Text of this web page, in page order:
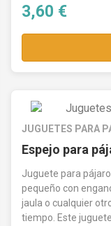
3,60 €
JUGUETES PARA
Espejo para
Juguete para
pequeño con
jaula o cualquier
tiempo. Este